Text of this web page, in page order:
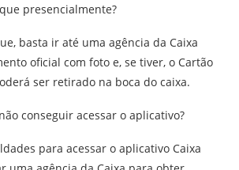
presencialmente?
basta ir até uma agência da Caixa
oficial com foto e, se tiver, o Cartão
ser retirado na boca do caixa.
conseguir acessar o aplicativo?
para acessar o aplicativo Caixa